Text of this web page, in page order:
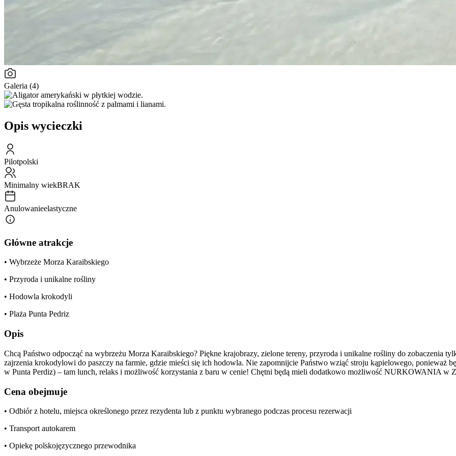
Galeria (4)
Opis wycieczki
Pilotpolski
Minimalny wiekBRAK
Anulowanieelastyczne
Główne atrakcje
• Wybrzeże Morza Karaibskiego
• Przyroda i unikalne rośliny
• Hodowla krokodyli
• Plaża Punta Pedriz
Opis
Chcą Państwo odpocząć na wybrzeżu Morza Karaibskiego? Piękne krajobrazy, zielone tereny, przyroda i unikalne rośliny do zobaczenia
zajrzenia krokodylowi do paszczy na farmie, gdzie mieści się ich hodowla. Nie zapomnijcie Państwo wziąć stroju kąpielowego,
w Punta Perdiz) – tam lunch, relaks i możliwość korzystania z baru w cenie! Chętni będą mieli dodatkowo możliwość NURKOWANIA w
Cena obejmuje
• Odbiór z hotelu, miejsca określonego przez rezydenta lub z punktu wybranego podczas procesu rezerwacji
• Transport autokarem
• Opiekę polskojęzycznego przewodnika